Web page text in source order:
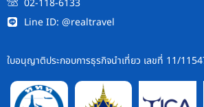
02-118-6133
Line ID: @realtravel
ใบอนุญาติประกอบการธุรกิจนำเที่ยว เลขที่ 11/